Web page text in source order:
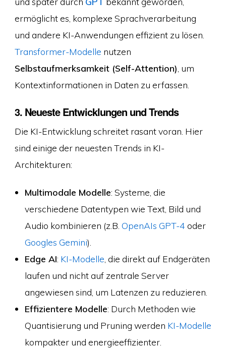
ermöglicht es, komplexe Sprachverarbeitung
und andere KI-Anwendungen effizient zu lösen.
Transformer-Modelle nutzen
Selbstaufmerksamkeit (Self-Attention) , um
Kontextinformationen in Daten zu erfassen.
3. Neueste Entwicklungen und Trends
Die KI-Entwicklung schreitet rasant voran. Hier
sind einige der neuesten Trends in KI-
Architekturen:
Multimodale Modelle: Systeme, die
verschiedene Datentypen wie Text, Bild und
Audio kombinieren (z.B. OpenAIs GPT-4 oder
Googles Gemini).
Edge AI: KI-Modelle , die direkt auf Endgeräten
laufen und nicht auf zentrale Server
angewiesen sind, um Latenzen zu reduzieren.
Effizientere Modelle: Durch Methoden wie
Quantisierung und Pruning werden KI-Modelle
kompakter und energieeffizienter.